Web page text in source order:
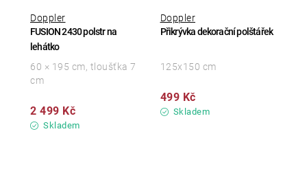
FUSION 2430 polstr na
lehátko
Doppler
Skladem
2 499 Kč
60 × 195 cm, tloušťka 7
cm
Přikrývka dekorační polštářek
Doppler
Skladem
499 Kč
125x150 cm